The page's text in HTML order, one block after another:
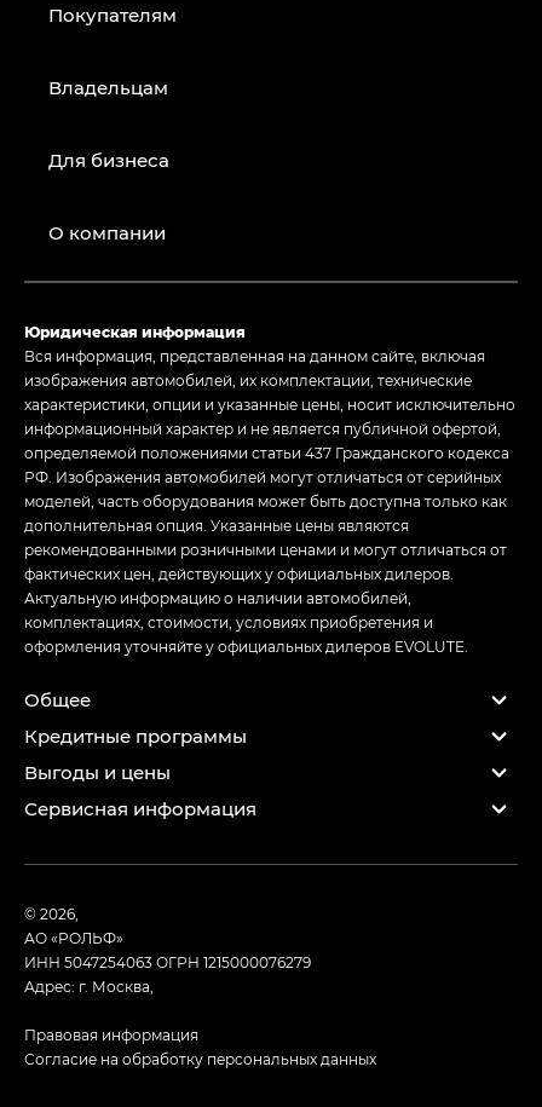
Покупателям
Владельцам
Для бизнеса
О компании
Юридическая информация
Вся информация, представленная на данном сайте, включая
изображения автомобилей, их комплектации, технические
характеристики, опции и указанные цены, носит исключительно
информационный характер и не является публичной офертой,
определяемой положениями статьи 437 Гражданского кодекса
РФ. Изображения автомобилей могут отличаться от серийных
моделей, часть оборудования может быть доступна только как
дополнительная опция. Указанные цены являются
рекомендованными розничными ценами и могут отличаться от
фактических цен, действующих у официальных дилеров.
Актуальную информацию о наличии автомобилей,
комплектациях, стоимости, условиях приобретения и
оформления уточняйте у официальных дилеров EVOLUTE.
Общее
Кредитные программы
Выгоды и цены
Сервисная информация
© 2026,
АО «РОЛЬФ»
ИНН 5047254063ОГРН 1215000076279
Адрес: г. Москва,
Правовая информация
Согласие на обработку персональных данных